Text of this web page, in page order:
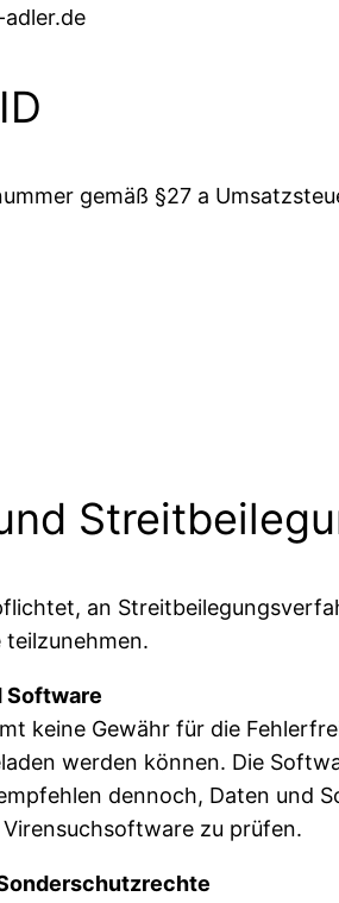
gemäß §27 a
an
Software
keine Gewähr für die
werden können. Die
dennoch, Daten und
zu prüfen.